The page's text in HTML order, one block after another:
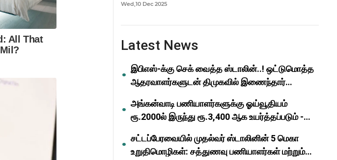
Wed,10 Dec 2025
Latest News
இபிஎஸ்-க்கு செக் வைத்த ஸ்டாலின்..! ஒட்டுமொத்த
ஆதரவாளர்களுடன் திமுகவில் இணைந்தார்
அங்கன்வாடி பணியாளர்களுக்கு ஓய்வூதியம்
ரூ.2000ல் இருந்து ரூ.3,400 ஆக உயர்த்தப்படும் -
சட்டப்பேரவையில் முதல்வர் ஸ்டாலினின் 5 மெகா
உறுதிமொழிகள்: சத்துணவு பணியாளர்கள் மற்றும்